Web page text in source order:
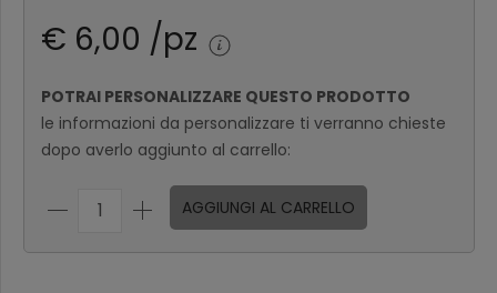
€ 6,00 /pz
POTRAI PERSONALIZZARE QUESTO PRODOTTO
le informazioni da personalizzare ti verranno chieste
dopo averlo aggiunto al carrello:
AGGIUNGI AL CARRELLO